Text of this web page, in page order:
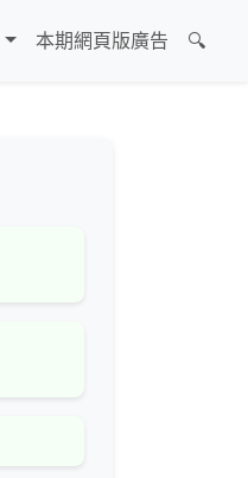
本期網頁版廣告 🔍